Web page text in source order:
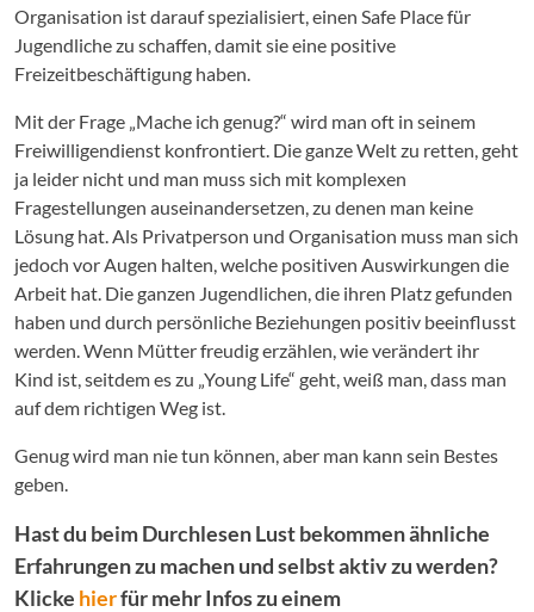
Organisation ist darauf spezialisiert, einen Safe Place für
Jugendliche zu schaffen, damit sie eine positive
Freizeitbeschäftigung haben.
Mit der Frage „Mache ich genug?“ wird man oft in seinem
Freiwilligendienst konfrontiert. Die ganze Welt zu retten, geht
ja leider nicht und man muss sich mit komplexen
Fragestellungen auseinandersetzen, zu denen man keine
Lösung hat. Als Privatperson und Organisation muss man sich
jedoch vor Augen halten, welche positiven Auswirkungen die
Arbeit hat. Die ganzen Jugendlichen, die ihren Platz gefunden
haben und durch persönliche Beziehungen positiv beeinflusst
werden. Wenn Mütter freudig erzählen, wie verändert ihr
Kind ist, seitdem es zu „Young Life“ geht, weiß man, dass man
auf dem richtigen Weg ist.
Genug wird man nie tun können, aber man kann sein Bestes
geben.
Hast du beim Durchlesen Lust bekommen ähnliche
Erfahrungen zu machen und selbst aktiv zu werden?
Klicke hierfür mehr Infos zu einem